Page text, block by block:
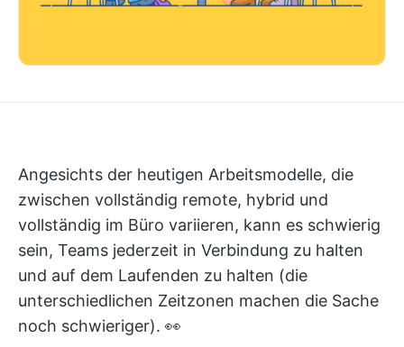
Angesichts der heutigen Arbeitsmodelle, die
zwischen vollständig remote, hybrid und
vollständig im Büro variieren, kann es schwierig
sein, Teams jederzeit in Verbindung zu halten
und auf dem Laufenden zu halten (die
unterschiedlichen Zeitzonen machen die Sache
noch schwieriger). 👀